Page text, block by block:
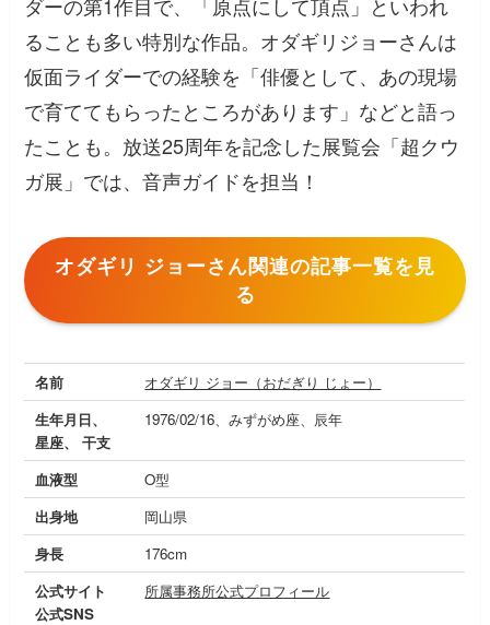
ることも多い特別な作品。オダギリジョーさんは
仮面ライダーでの経験を「俳優として、あの現場
で育ててもらったところがあります」などと語っ
たことも。放送25周年を記念した展覧会「超クウ
ガ展」では、音声ガイドを担当！
オダギリ ジョーさん関連の記事一覧を見
る
名前
オダギリ ジョー（おだぎり じょー）
生年月日、
星座、 干支
1976/02/16、みずがめ座、辰年
血液型
O型
出身地
岡山県
身長
176cm
公式サイト
公式SNS
所属事務所公式プロフィール